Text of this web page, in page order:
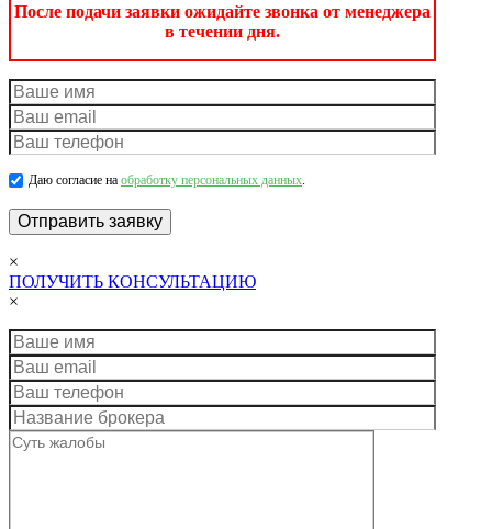
После подачи заявки ожидайте звонка от менеджера
в течении дня.
Даю согласие на обработку персональных данных.
×
ПОЛУЧИТЬ КОНСУЛЬТАЦИЮ
×